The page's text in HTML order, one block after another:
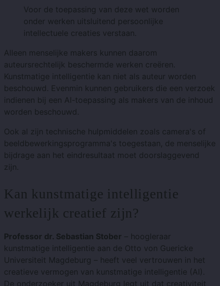
Voor de toepassing van deze wet worden
onder werken uitsluitend persoonlijke
intellectuele creaties verstaan.
Alleen menselijke makers kunnen daarom
auteursrechtelijk beschermde werken creëren.
Kunstmatige intelligentie kan niet als auteur worden
beschouwd. Evenmin kunnen gebruikers die een verzoek
indienen bij een AI-toepassing als makers van de inhoud
worden beschouwd.
Ook al zijn technische hulpmiddelen zoals camera's of
beeldbewerkingsprogramma's toegestaan, de menselijke
bijdrage aan het eindresultaat moet doorslaggevend
zijn.
Kan kunstmatige intelligentie
werkelijk creatief zijn?
Professor dr. Sebastian Stober – hoogleraar
kunstmatige intelligentie aan de Otto von Guericke
Universiteit Magdeburg – heeft veel vertrouwen in het
creatieve vermogen van kunstmatige intelligentie (AI).
De onderzoeker uit Magdeburg legt uit dat creativiteit